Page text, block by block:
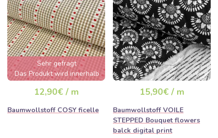
Sehr gefragt
Das Produkt wird innerhalb
von wenigen Stunden
ausverkauft sein
12,90€ / m
Baumwollstoff COSY ficelle
15,90€ / m
Baumwollstoff VOILE
STEPPED Bouquet flowers
balck digital print